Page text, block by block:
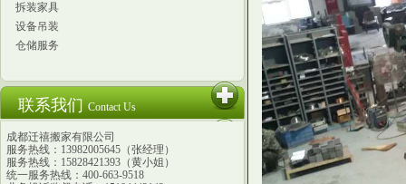
拆装家具
设备吊装
仓储服务
联系我们Contact Us
成都迁禧搬家有限公司
服务热线：13982005645（张经理）
服务热线：15828421393（黄小姐）
统一服务热线：400-663-9518